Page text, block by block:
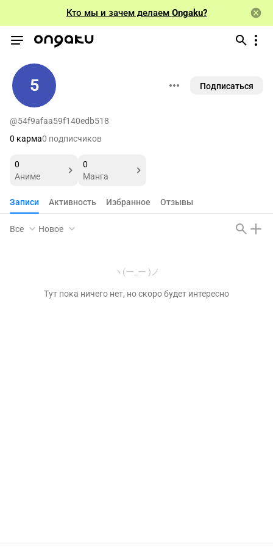
Кто мы и зачем делаем Ongaku?
5 Подписаться
@54f9afaa59f140edb518
0 карма0 подписчиков
0
Аниме
0
Манга
Записи Активность Избранное Отзывы
Все Новое
ヽ(ー_ー )ノ
Тут пока ничего нет, но скоро будет интересно